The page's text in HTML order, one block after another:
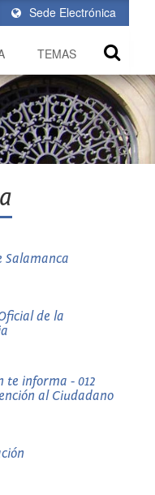
Sede Electrónica
TEMAS
Salamanca
de la
te informa - 012
al Ciudadano